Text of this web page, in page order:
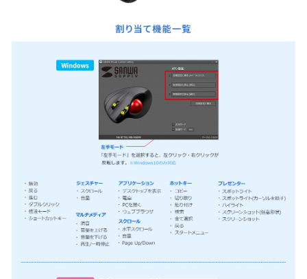
マウスに付いているボールを回転させてカーソルを操作す
るので、デスクなどの平らな面でなくても使用できます。
マウスパッドも必要ありません。膝の上・ソファーの上な